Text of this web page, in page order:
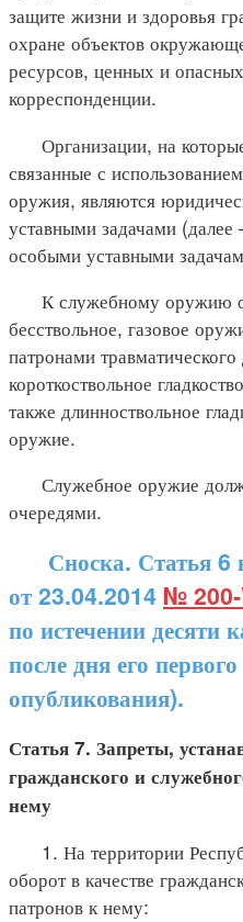
защите жизни и здоровья
охране объектов
ресурсов, ценных и
корреспонденции.
Организации, на
связанные с
оружия, являются
уставными задачами
особыми уставными
К служебному оружию
бесствольное, газовое
патронами
короткоствольное
также длинноствольное
оружие.
Служебное оружие
очередями.
Сноска. Статья 6
от 23.04.2014 №
по истечении десяти
после дня его
опубликования).
Статья 7. Запреты,
гражданского и
нему
1. На территории
оборот в качестве
патронов к нему: